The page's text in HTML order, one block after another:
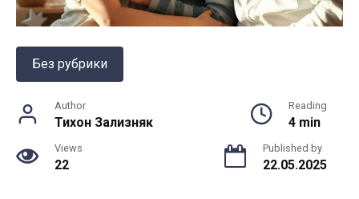
Без рубрики
Author
Тихон Зализняк
Reading
4 min
Views
22
Published by
22.05.2025